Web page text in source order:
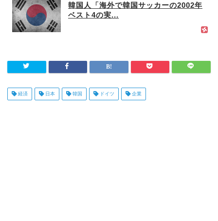
韓国人「海外で韓国サッカーの2002年
ベスト4の実...
経済 日本 韓国 ドイツ 企業